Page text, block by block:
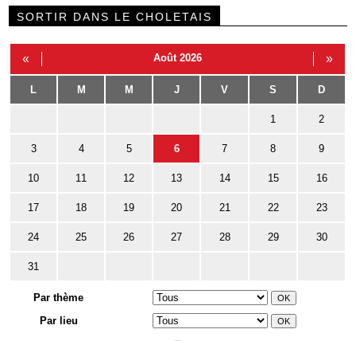
SORTIR DANS LE CHOLETAIS
« Août 2026 »
L M M J V S D
1 2
3 4 5 6 7 8 9
10 11 12 13 14 15 16
17 18 19 20 21 22 23
24 25 26 27 28 29 30
31
Par thème
Par lieu